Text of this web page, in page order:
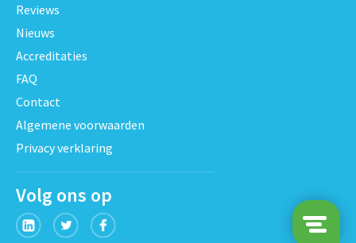
Reviews
Nieuws
Accreditaties
FAQ
Contact
Algemene voorwaarden
Privacy verklaring
Volg ons op